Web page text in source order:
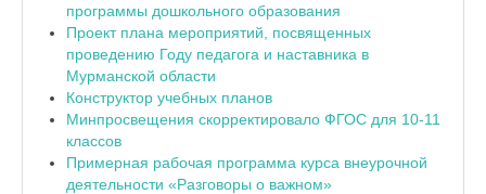
программы дошкольного образования
Проект плана мероприятий, посвященных
проведению Году педагога и наставника в
Мурманской области
Конструктор учебных планов
Минпросвещения скорректировало ФГОС для 10-11
классов
Примерная рабочая программа курса внеурочной
деятельности «Разговоры о важном»